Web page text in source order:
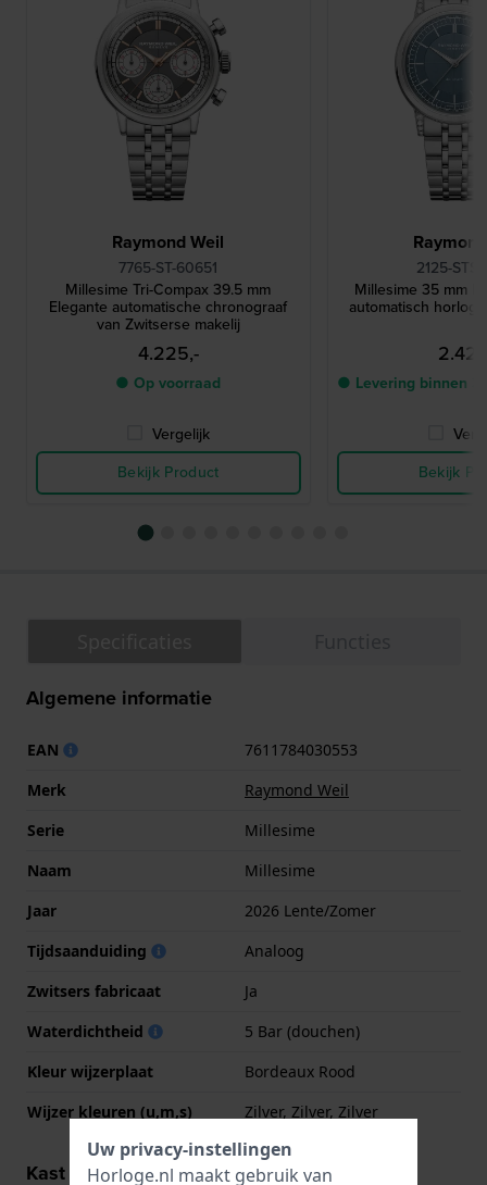
Raymond Weil
7765-ST-60651
Millesime Tri-Compax 39.5 mm
Elegante automatische chronograaf
van Zwitserse makelij
4.225,-
● Op voorraad
Vergelijk
Bekijk Product
2125-
Millesime 35 mm
automatisch
● Levering binnen
Bekijk
Algemene informatie
EAN
7611784030553
Merk
Raymond Weil
Serie
Millesime
Naam
Millesime
Jaar
2026 Lente/Zomer
Tijdsaanduiding
Analoog
Zwitsers fabricaat
Ja
Waterdichtheid
5 Bar (douchen)
Kleur wijzerplaat
Bordeaux Rood
Wijzer kleuren (u,m,s)
Zilver, Zilver, Zilver
Kast informatie
Uw privacy-instellingen
Horloge.nl maakt gebruik van